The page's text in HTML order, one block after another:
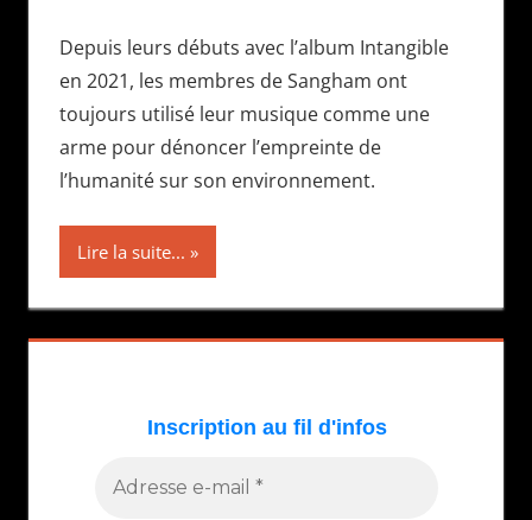
Depuis leurs débuts avec l’album Intangible
en 2021, les membres de Sangham ont
toujours utilisé leur musique comme une
arme pour dénoncer l’empreinte de
l’humanité sur son environnement.
Lire la suite...